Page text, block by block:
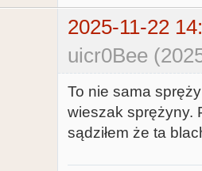
2025-11-22
uicr0Bee
To nie sama
wieszak sprężyny.
sądziłem że ta